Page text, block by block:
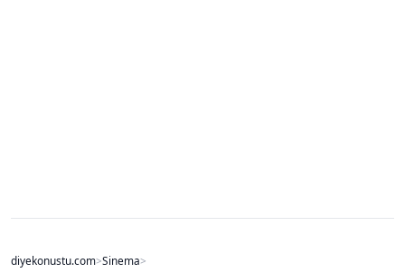
diyekonustu.com>Sinema>